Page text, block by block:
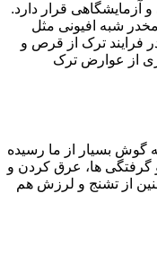
آزمایشگاهی قرار دارد.
مخدر شبه افیونی مثل
فرایند ترک از قرص و
از عوارض ترک
گوش بسیار از ما رسیده
گرفتگی ها، عرق کردن و
از تشنج و لرزش هم